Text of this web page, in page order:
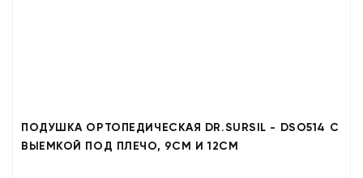
ПОДУШКА ОРТОПЕДИЧЕСКАЯ DR.SURSIL - DSO514 С
ВЫЕМКОЙ ПОД ПЛЕЧО, 9СМ И 12СМ